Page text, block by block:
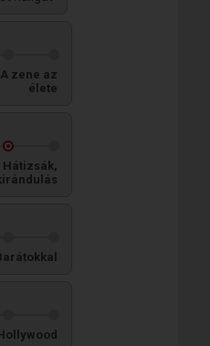
A zene az
élete
Hátizsák,